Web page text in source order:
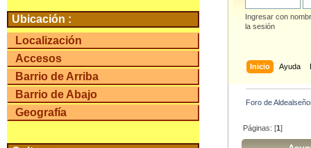
Ubicación :
Localización
Accesos
Barrio de Arriba
Barrio de Abajo
Geografía
Ingresar con
la sesión
Inicio Ayuda
Foro de
Páginas: [1]